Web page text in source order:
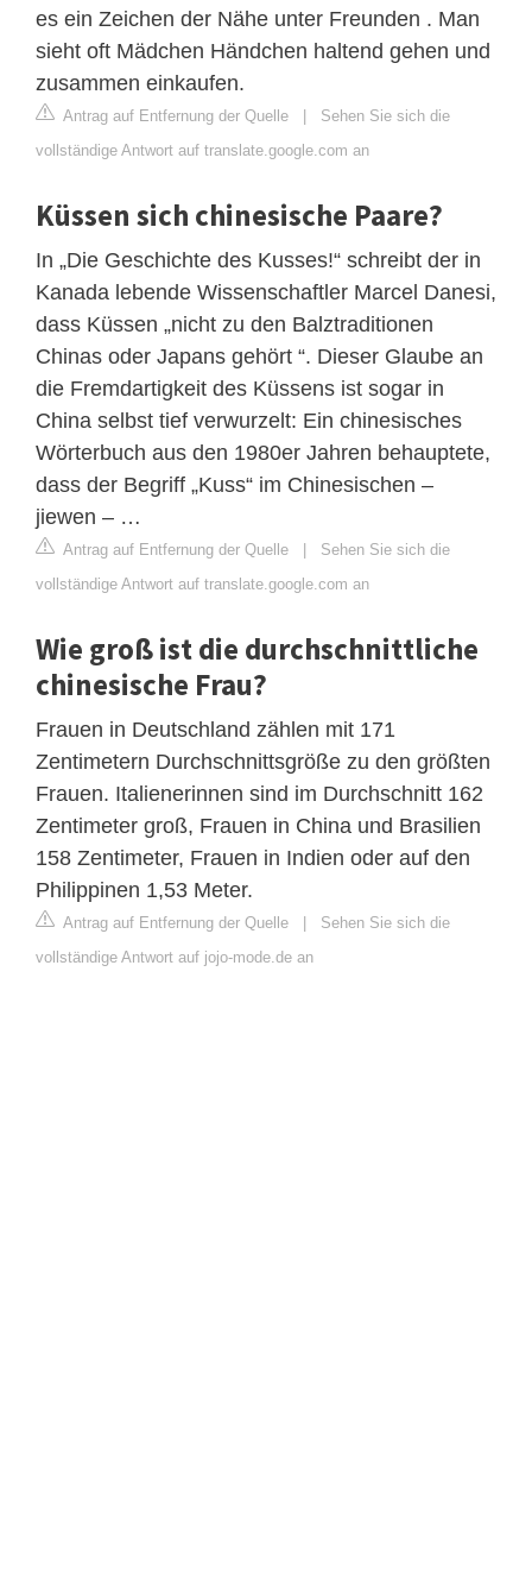
es ein Zeichen der Nähe unter Freunden . Man
sieht oft Mädchen Händchen haltend gehen und
zusammen einkaufen.
Antrag auf Entfernung der Quelle | Sehen Sie sich die
vollständige Antwort auf translate.google.com an
Küssen sich chinesische Paare?
In „Die Geschichte des Kusses!“ schreibt der in
Kanada lebende Wissenschaftler Marcel Danesi,
dass Küssen „nicht zu den Balztraditionen
Chinas oder Japans gehört “. Dieser Glaube an
die Fremdartigkeit des Küssens ist sogar in
China selbst tief verwurzelt: Ein chinesisches
Wörterbuch aus den 1980er Jahren behauptete,
dass der Begriff „Kuss“ im Chinesischen –
jiewen – …
Antrag auf Entfernung der Quelle | Sehen Sie sich die
vollständige Antwort auf translate.google.com an
Wie groß ist die durchschnittliche
chinesische Frau?
Frauen in Deutschland zählen mit 171
Zentimetern Durchschnittsgröße zu den größten
Frauen. Italienerinnen sind im Durchschnitt 162
Zentimeter groß, Frauen in China und Brasilien
158 Zentimeter, Frauen in Indien oder auf den
Philippinen 1,53 Meter.
Antrag auf Entfernung der Quelle | Sehen Sie sich die
vollständige Antwort auf jojo-mode.de an